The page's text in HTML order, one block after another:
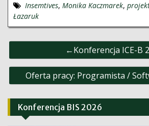
Insemtives, Monika Kaczmarek,
Łazaruk
Nawigacja
wpisu
Konferencja ICE-B
Oferta pracy: Programista /
Konferencja BIS 2026